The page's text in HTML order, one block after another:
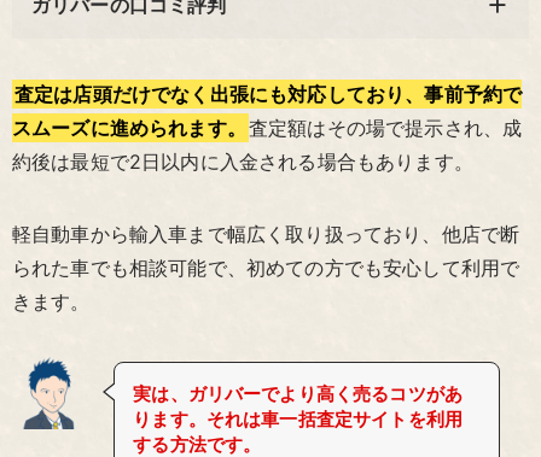
ガリバーの口コミ評判
査定は店頭だけでなく出張にも対応しており、事前予約で
スムーズに進められます。 査定額はその場で提示され、成
約後は最短で2日以内に入金される場合もあります。
軽自動車から輸入車まで幅広く取り扱っており、他店で断
られた車でも相談可能で、初めての方でも安心して利用で
きます。
実は、ガリバーでより高く売るコツがあ
ります。それは車一括査定サイトを利用
する方法です。